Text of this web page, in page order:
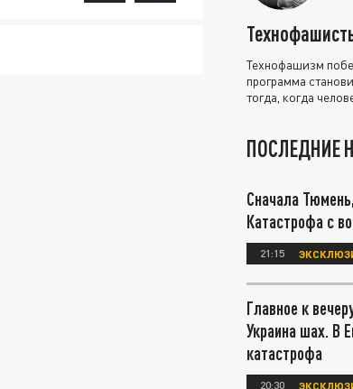
Технофашизм
программа
тогда, когда
ПОСЛЕДНИЕ
Сначала
Катастрофа с
21:15
Главное к
Украина шах. В
катастрофа
20:30